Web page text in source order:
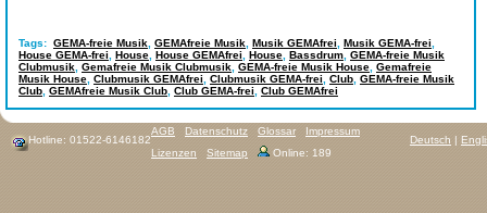
Tags: GEMA-freie Musik GEMAfreie Musik Musik GEMAfrei Musik GEMA-frei
House GEMA-frei
House House GEMAfrei House Bassdrum GEMA-freie Musik
Clubmusik Gemafreie Musik Clubmusik GEMA-freie Musik House Gemafreie
Musik House Clubmusik GEMAfrei Clubmusik GEMA-frei Club GEMA-freie Musik
Club GEMAfreie Musik Club Club GEMA-frei Club GEMAfrei
Hotline: 01522-6146182 Deutsch |
AGB Datenschutz Glossar
Impressum
Lizenzen
Sitemap Online: 189